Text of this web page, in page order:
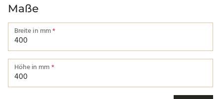
Maße
Breite in mm*
Breite von einer Kante bis zur nächsten.
Höhe in mm*